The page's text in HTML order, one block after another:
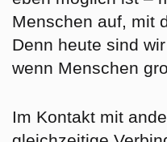
Menschen auf, mit
Denn heute sind
wenn Menschen
Im Kontakt mit